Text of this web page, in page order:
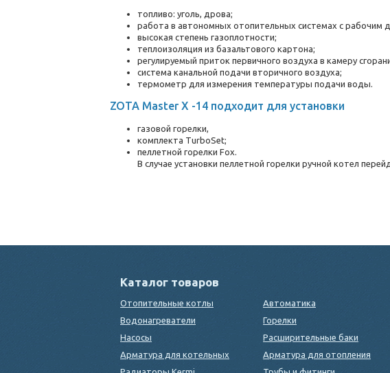
топливо: уголь, дрова;
работа в автономных отопительных системах с рабочим
высокая степень газоплотности;
теплоизоляция из базальтового картона;
регулируемый приток первичного воздуха в камеру
система канальной подачи вторичного воздуха;
термометр для измерения температуры подачи воды.
ZOTA Master X -14 подходит для установки
газовой горелки,
комплекта TurboSet;
пеллетной горелки Fox.
В случае установки пеллетной горелки ручной котел
Каталог товаров
Отопительные котлы
Автоматика
Водонагреватели
Горелки
Насосы
Расширительные баки
Арматура для котельных
Арматура для отопления